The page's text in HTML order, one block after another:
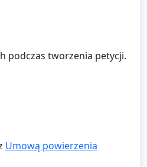
podczas tworzenia petycji.
Umową powierzenia